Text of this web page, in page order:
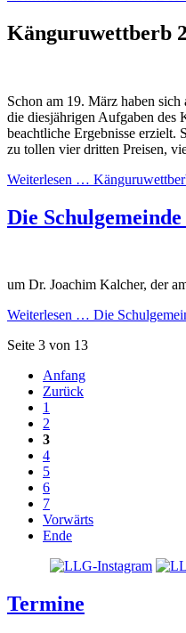
Känguruwettberb
Schon am 19. März haben
die diesjährigen Aufgaben des
beachtliche Ergebnisse erzielt.
zu tollen vier dritten Preisen,
Weiterlesen …
Die
um Dr. Joachim Kalcher, der
Weiterlesen … Die
Seite 3 von 13
Anfang
Zurück
1
2
3
4
5
6
7
Vorwärts
Ende
Termine